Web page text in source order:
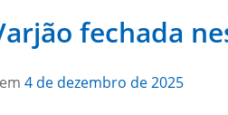
fechada
4 de dezembro de 2025